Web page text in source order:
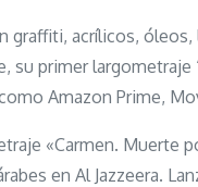
graffiti, acrílicos,
primer largometraje
Amazon Prime,
«Carmen. Muerte
en Al Jazzeera.